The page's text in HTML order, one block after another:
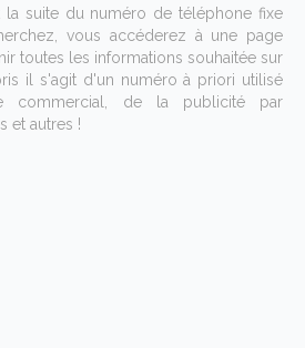
la suite du numéro de téléphone fixe
vous accéderez à une page
toutes les informations souhaitée sur
il s'agit d'un numéro à priori utilisé
commercial, de la publicité par
et autres !